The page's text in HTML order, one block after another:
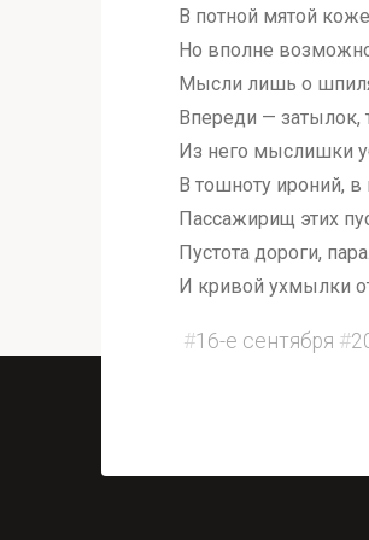
В потной мятой
Но вполне
Мысли лишь о
Впереди — затылок,
Из него мыслишки
В тошноту ироний, в
Пассажирищ этих
Пустота дороги,
И кривой ухмылки
#16-е сентября #